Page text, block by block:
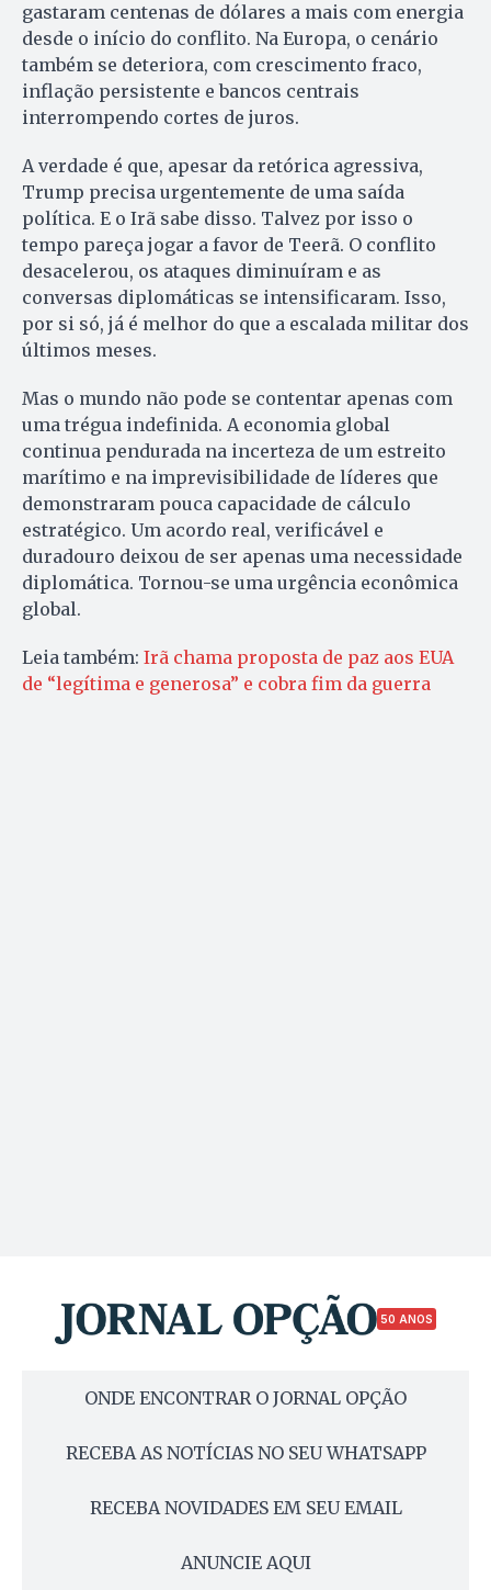
gastaram centenas de dólares a mais com energia
desde o início do conflito. Na Europa, o cenário
também se deteriora, com crescimento fraco,
inflação persistente e bancos centrais
interrompendo cortes de juros.
A verdade é que, apesar da retórica agressiva,
Trump precisa urgentemente de uma saída
política. E o Irã sabe disso. Talvez por isso o
tempo pareça jogar a favor de Teerã. O conflito
desacelerou, os ataques diminuíram e as
conversas diplomáticas se intensificaram. Isso,
por si só, já é melhor do que a escalada militar dos
últimos meses.
Mas o mundo não pode se contentar apenas com
uma trégua indefinida. A economia global
continua pendurada na incerteza de um estreito
marítimo e na imprevisibilidade de líderes que
demonstraram pouca capacidade de cálculo
estratégico. Um acordo real, verificável e
duradouro deixou de ser apenas uma necessidade
diplomática. Tornou-se uma urgência econômica
global.
Leia também: Irã chama proposta de paz aos EUA
de “legítima e generosa” e cobra fim da guerra
50 ANOS
ONDE ENCONTRAR O JORNAL OPÇÃO
RECEBA AS NOTÍCIAS NO SEU WHATSAPP
RECEBA NOVIDADES EM SEU EMAIL
ANUNCIE AQUI